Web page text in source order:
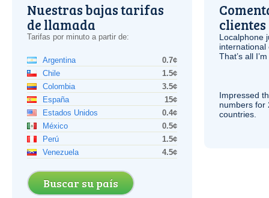
Nuestras bajas tarifas
de llamada
Tarifas por minuto a partir de:
Argentina
0.7¢
Chile
1.5¢
Colombia
3.5¢
España
15¢
Estados Unidos
0.4¢
México
0.5¢
Perú
1.5¢
Venezuela
4.5¢
Buscar su país
clientes
Localphone
international
That’s all
Impressed
numbers for
countries.